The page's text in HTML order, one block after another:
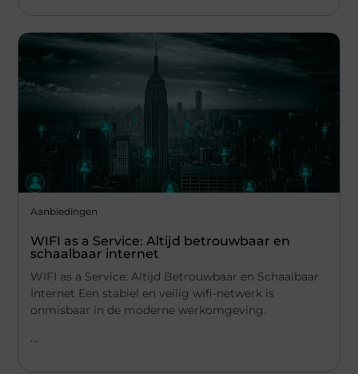
Aanbiedingen
WIFI as a Service: Altijd betrouwbaar en
schaalbaar internet
WIFI as a Service: Altijd Betrouwbaar en Schaalbaar
Internet Een stabiel en veilig wifi-netwerk is
onmisbaar in de moderne werkomgeving.
...